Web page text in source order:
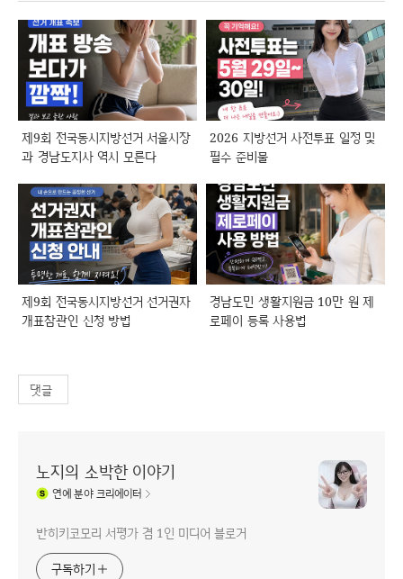
제9회 전국동시지방선거 서울시장
과 경남도지사 역시 모른다
2026 지방선거 사전투표 일정 및
필수 준비물
제9회 전국동시지방선거 선거권자
개표참관인 신청 방법
경남도민 생활지원금 10만 원 제
로페이 등록 사용법
댓글
노지의 소박한 이야기
연예분야 크리에이터
반히키코모리 서평가 겸 1인 미디어 블로거
구독하기